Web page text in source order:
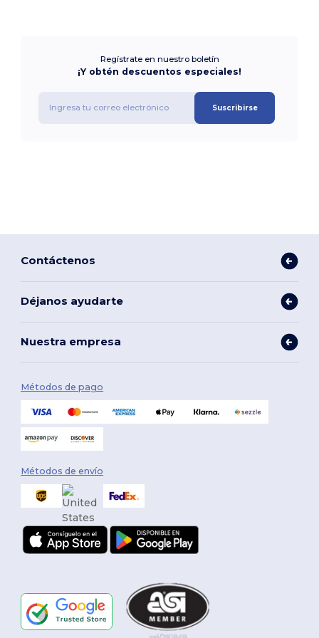
Regístrate en nuestro boletín
¡Y obtén descuentos especiales!
Suscribirse
Contáctenos
Déjanos ayudarte
Nuestra empresa
Métodos de pago
Métodos de envío